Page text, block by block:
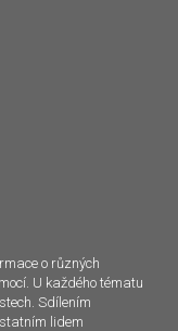
o různých
U každého tématu
Sdílením
lidem